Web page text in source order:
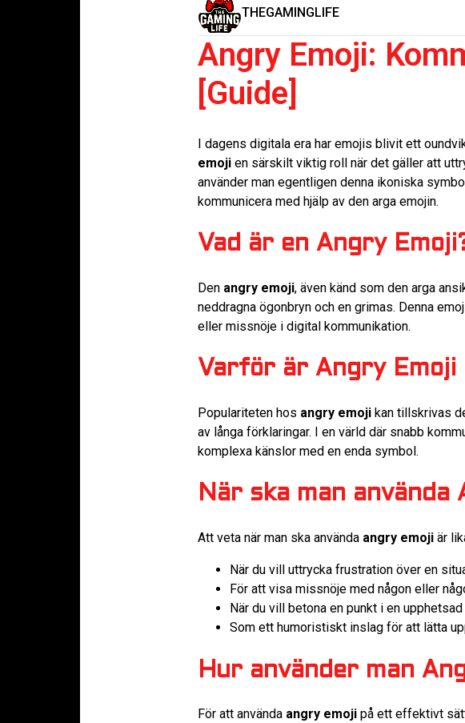
THEGAMINGLIFE
Angry Emoji:
[Guide]
I dagens digitala era har emojis blivit ett
emoji en särskilt viktig roll när det gäller att
använder man egentligen denna ikoniska
kommunicera med hjälp av den arga emojin.
Vad är en Angry
Den angry emoji, även känd som den arga
neddragna ögonbryn och en grimas. Denna
eller missnöje i digital kommunikation.
Varför är Angry Emoji
Populariteten hos angry emoji kan tillskrivas
av långa förklaringar. I en värld där snabb
komplexa känslor med en enda symbol.
När ska man använda
Att veta när man ska använda angry emoji är
När du vill uttrycka frustration över en
För att visa missnöje med någon eller
När du vill betona en punkt i en
Som ett humoristiskt inslag för att lätta
Hur använder man
För att använda angry emoji på ett effektivt